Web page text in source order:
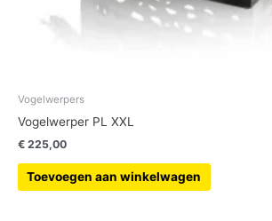
Vogelwerpers
Vogelwerper PL XXL
€ 225,00
Toevoegen aan winkelwagen